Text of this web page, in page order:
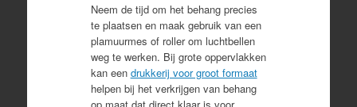
Neem de tijd om het behang precies
te plaatsen en maak gebruik van een
plamuurmes of roller om luchtbellen
weg te werken. Bij grote oppervlakken
kan een drukkerij voor groot formaat
helpen bij het verkrijgen van behang
op maat dat direct klaar is voor